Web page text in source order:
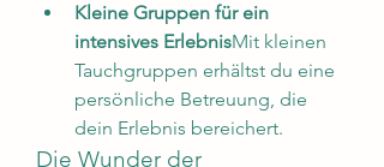
Kleine Gruppen für ein
intensives ErlebnisMit kleinen
Tauchgruppen erhältst du eine
persönliche Betreuung, die
dein Erlebnis bereichert.
Die Wunder der